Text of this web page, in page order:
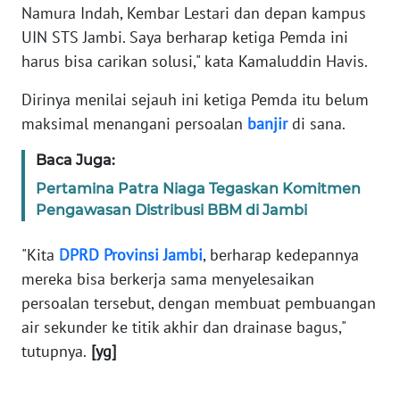
Namura Indah, Kembar Lestari dan depan kampus
UIN STS Jambi. Saya berharap ketiga Pemda ini
harus bisa carikan solusi," kata Kamaluddin Havis.
Dirinya menilai sejauh ini ketiga Pemda itu belum
maksimal menangani persoalan banjirdi sana.
Baca Juga:
Pertamina Patra Niaga Tegaskan Komitmen
Pengawasan Distribusi BBM di Jambi
"Kita DPRD Provinsi Jambi, berharap kedepannya
mereka bisa berkerja sama menyelesaikan
persoalan tersebut, dengan membuat pembuangan
air sekunder ke titik akhir dan drainase bagus,"
tutupnya. [yg]
WN
JAKARTA
JABAR
BANTEN
WN
WN
KEPRI
WN
PAPUA